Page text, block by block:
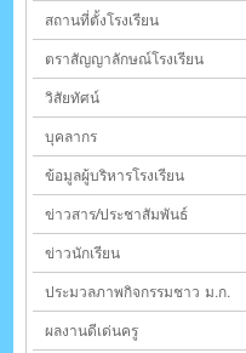
สถานที่ตั้งโรงเรียน
ตราสัญญาลักษณ์โรงเรียน
วิสัยทัศน์
บุคลากร
ข้อมูลผู้บริหารโรงเรียน
ข่าวสาร/ประชาสัมพันธ์
ข่าวนักเรียน
ประมวลภาพกิจกรรมชาว ม.ก.
ผลงานดีเด่นครู